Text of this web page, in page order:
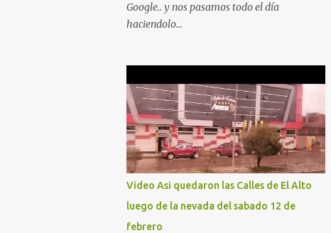
Google.. y nos pasamos todo el día
haciendolo...
Video Asi quedaron las Calles de El Alto
luego de la nevada del sabado 12 de
febrero